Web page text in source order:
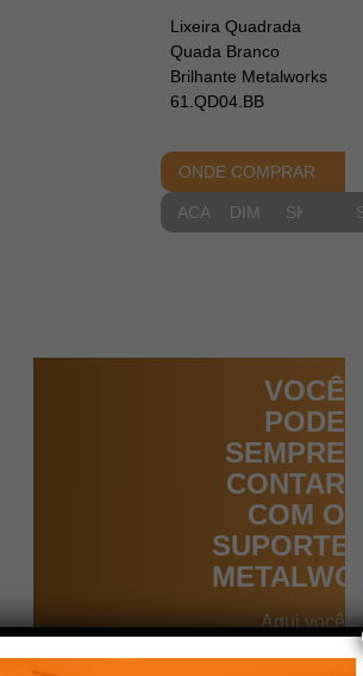
Lixeira Quadrada
Quada Branco
Brilhante Metalworks
61.QD04.BB
ONDE COMPRAR
ACABAMENTOS
DIMENSIONAIS
VOCÊ
PODE
SEMPRE
CONTAR
COM O
SUPORTE
Aqui você
encontra tudo
para a